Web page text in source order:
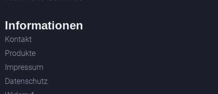
Informationen
Kontakt
Produkte
Impressum
Datenschutz